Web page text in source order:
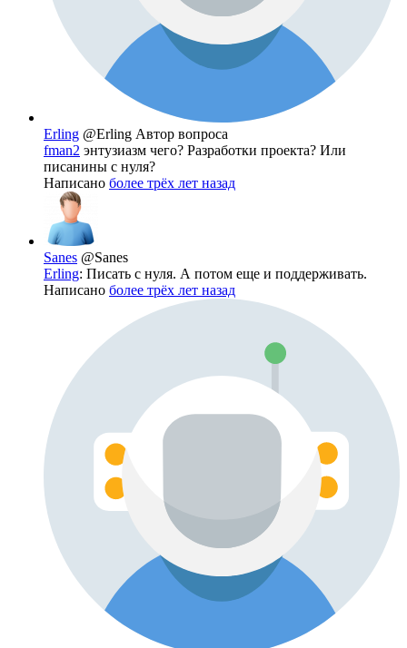
Erling @Erling Автор вопроса
fman2 энтузиазм чего? Разработки проекта? Или
писанины с нуля?
Написано более трёх лет назад
Sanes @Sanes
Erling: Писать с нуля. А потом еще и поддерживать.
Написано более трёх лет назад